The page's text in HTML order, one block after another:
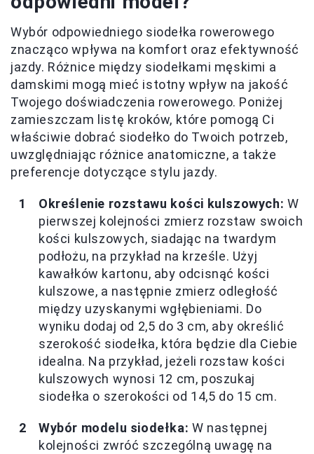
Wybór odpowiedniego siodełka rowerowego
znacząco wpływa na komfort oraz efektywność
jazdy. Różnice między siodełkami męskimi a
damskimi mogą mieć istotny wpływ na jakość
Twojego doświadczenia rowerowego. Poniżej
zamieszczam listę kroków, które pomogą Ci
właściwie dobrać siodełko do Twoich potrzeb,
uwzględniając różnice anatomiczne, a także
preferencje dotyczące stylu jazdy.
Określenie rozstawu kości kulszowych: W
pierwszej kolejności zmierz rozstaw swoich
kości kulszowych, siadając na twardym
podłożu, na przykład na krześle. Użyj
kawałków kartonu, aby odcisnąć kości
kulszowe, a następnie zmierz odległość
między uzyskanymi wgłębieniami. Do
wyniku dodaj od 2,5 do 3 cm, aby określić
szerokość siodełka, która będzie dla Ciebie
idealna. Na przykład, jeżeli rozstaw kości
kulszowych wynosi 12 cm, poszukaj
siodełka o szerokości od 14,5 do 15 cm.
Wybór modelu siodełka: W następnej
kolejności zwróć szczególną uwagę na